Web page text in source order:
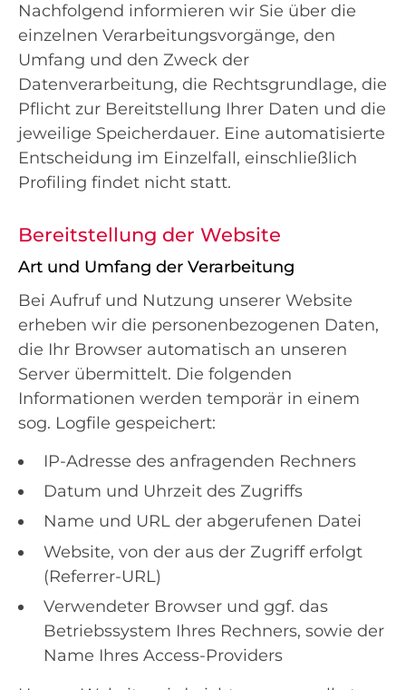
Nachfolgend informieren wir Sie über die
einzelnen Verarbeitungsvorgänge, den
Umfang und den Zweck der
Datenverarbeitung, die Rechtsgrundlage, die
Pflicht zur Bereitstellung Ihrer Daten und die
jeweilige Speicherdauer. Eine automatisierte
Entscheidung im Einzelfall, einschließlich
Profiling findet nicht statt.
Bereitstellung der Website
Art und Umfang der Verarbeitung
Bei Aufruf und Nutzung unserer Website
erheben wir die personenbezogenen Daten,
die Ihr Browser automatisch an unseren
Server übermittelt. Die folgenden
Informationen werden temporär in einem
sog. Logfile gespeichert:
IP-Adresse des anfragenden Rechners
Datum und Uhrzeit des Zugriffs
Name und URL der abgerufenen Datei
Website, von der aus der Zugriff erfolgt
(Referrer-URL)
Verwendeter Browser und ggf. das
Betriebssystem Ihres Rechners, sowie der
Name Ihres Access-Providers